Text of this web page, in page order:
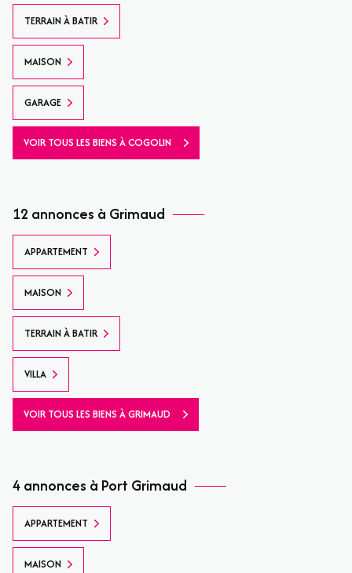
TERRAIN À BATIR
MAISON
GARAGE
VOIR TOUS LES BIENS À COGOLIN
12 annonces à Grimaud
APPARTEMENT
MAISON
TERRAIN À BATIR
VILLA
VOIR TOUS LES BIENS À GRIMAUD
4 annonces à Port Grimaud
APPARTEMENT
MAISON